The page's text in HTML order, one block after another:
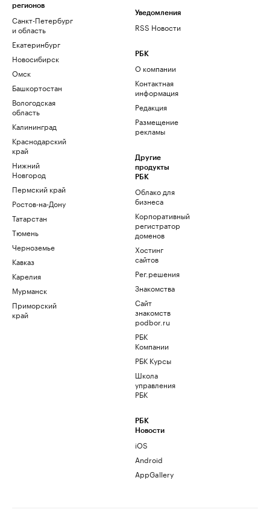
регионов
Санкт-Петербург
и область
Екатеринбург
Новосибирск
Омск
Башкортостан
Вологодская
область
Калининград
Краснодарский
край
Нижний
Новгород
Пермский край
Ростов-на-Дону
Татарстан
Тюмень
Черноземье
Кавказ
Карелия
Мурманск
Приморский
край
Уведомления
RSS Новости
РБК
О компании
Контактная
информация
Редакция
Размещение
рекламы
Другие
продукты
РБК
Облако для
бизнеса
Корпоративный
регистратор
доменов
Хостинг
сайтов
Рег.решения
Знакомства
Сайт
знакомств
podbor.ru
РБК
Компании
РБК Курсы
Школа
управления
РБК
РБК
Новости
iOS
Android
AppGallery